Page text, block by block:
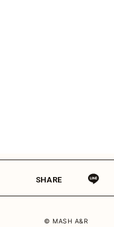
SHARE
© MASH A&R